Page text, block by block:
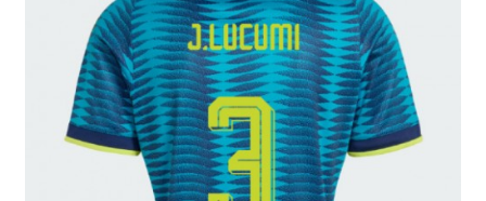
Trgovina
Zaključek nakupa